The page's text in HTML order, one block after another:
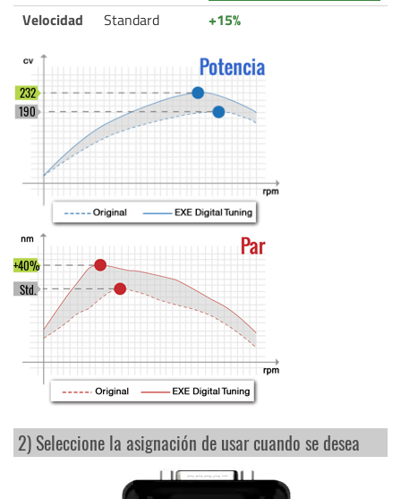
Velocidad
Standard +15%
190
232
Std.
+40%
2) Seleccione la asignación de usar cuando se desea